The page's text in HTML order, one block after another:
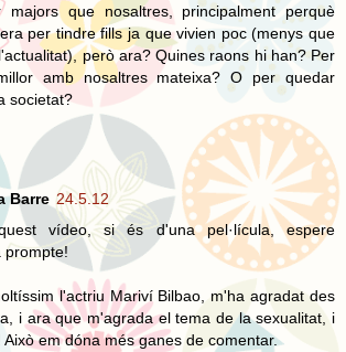
que nosaltres, principalment perquè
per tindre fills ja que vivien poc (menys que
però ara? Quines raons hi han? Per
amb nosaltres mateixa? O per quedar
societat?
Barre 24.5.12
vídeo, si és d'una pel·lícula, espere
prompte!
l'actriu Mariví Bilbao, m'ha agradat des
i ara que m'agrada el tema de la sexualitat, i
Això em dóna més ganes de comentar.